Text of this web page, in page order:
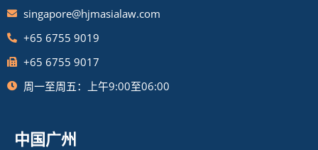
singapore@hjmasialaw.com
+65 6755 9019
+65 6755 9017
周一至周五：上午9:00至06:00
中国广州